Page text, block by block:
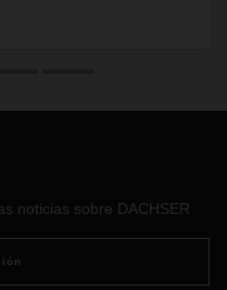
noticias sobre DACHSER